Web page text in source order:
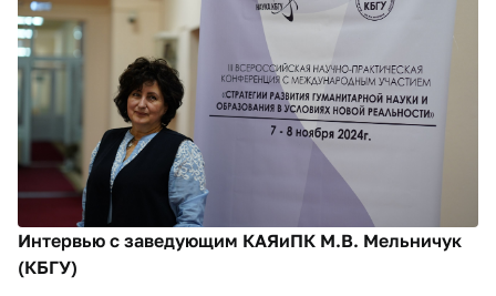
Интервью с заведующим КАЯиПК М.В. Мельничук
(КБГУ)